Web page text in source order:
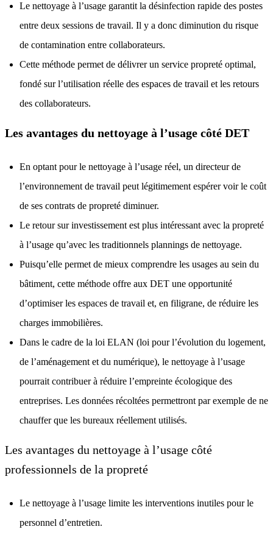
Le nettoyage à l’usage garantit la désinfection rapide des postes
entre deux sessions de travail. Il y a donc diminution du risque
de contamination entre collaborateurs.
Cette méthode permet de délivrer un service propreté optimal,
fondé sur l’utilisation réelle des espaces de travail et les retours
des collaborateurs.
Les avantages du nettoyage à l’usage côté DET
En optant pour le nettoyage à l’usage réel, un directeur de
l’environnement de travail peut légitimement espérer voir le coût
de ses contrats de propreté diminuer.
Le retour sur investissement est plus intéressant avec la propreté
à l’usage qu’avec les traditionnels plannings de nettoyage.
Puisqu’elle permet de mieux comprendre les usages au sein du
bâtiment, cette méthode offre aux DET une opportunité
d’optimiser les espaces de travail et, en filigrane, de réduire les
charges immobilières.
Dans le cadre de la loi ELAN (loi pour l’évolution du logement,
de l’aménagement et du numérique), le nettoyage à l’usage
pourrait contribuer à réduire l’empreinte écologique des
entreprises. Les données récoltées permettront par exemple de ne
chauffer que les bureaux réellement utilisés.
Les avantages du nettoyage à l’usage côté
professionnels de la propreté
Le nettoyage à l’usage limite les interventions inutiles pour le
personnel d’entretien.